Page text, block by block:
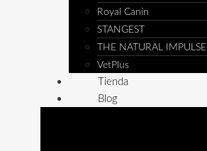
Royal Canin
STANGEST
THE NATURAL IMPULSE
VetPlus
Tienda
Blog